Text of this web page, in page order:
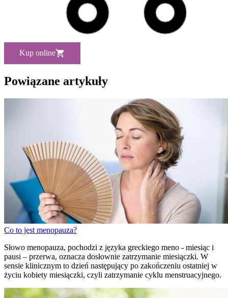
Kup online
Powiązane artykuły
Co to jest menopauza?
Słowo menopauza, pochodzi z języka greckiego meno - miesiąc i
pausi – przerwa, oznacza dosłownie zatrzymanie miesiączki. W
sensie klinicznym to dzień następujący po zakończeniu ostatniej w
życiu kobiety miesiączki, czyli zatrzymanie cyklu menstruacyjnego.